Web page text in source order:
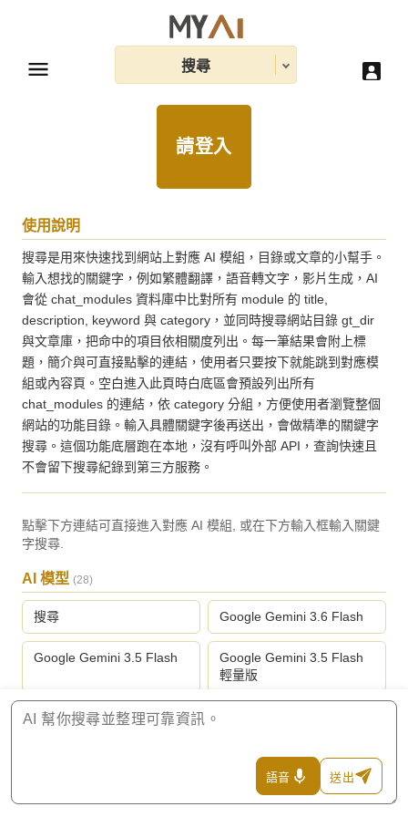
搜尋
請登入
使用說明
搜尋是用來快速找到網站上對應 AI 模組，目錄或文章的小幫手。
輸入想找的關鍵字，例如繁體翻譯，語音轉文字，影片生成，AI
會從 chat_modules 資料庫中比對所有 module 的 title,
description, keyword 與 category，並同時搜尋網站目錄 gt_dir
與文章庫，把命中的項目依相關度列出。每一筆結果會附上標
題，簡介與可直接點擊的連結，使用者只要按下就能跳到對應模
組或內容頁。空白進入此頁時白底區會預設列出所有
chat_modules 的連結，依 category 分組，方便使用者瀏覽整個
網站的功能目錄。輸入具體關鍵字後再送出，會做精準的關鍵字
搜尋。這個功能底層跑在本地，沒有呼叫外部 API，查詢快速且
不會留下搜尋紀錄到第三方服務。
點擊下方連結可直接進入對應 AI 模組, 或在下方輸入框輸入關鍵
字搜尋.
AI 模型 (28)
搜尋 Google Gemini 3.6 Flash
Google Gemini 3.5 Flash
Google Gemini 3.5 Flash
輕量版
Google Gemini 3.1 專業版
Anthropic Claude Opus 5
旗艦版
語音 送出